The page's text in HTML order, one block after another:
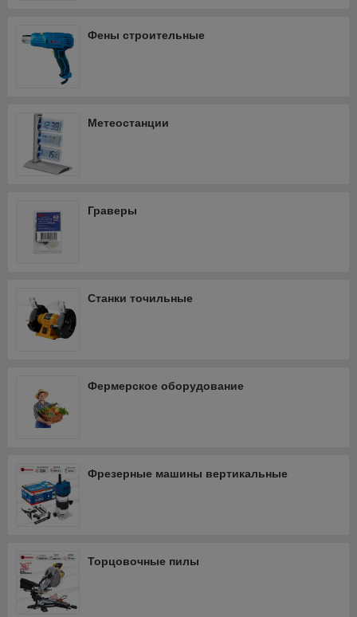
Фены строительные
Метеостанции
Граверы
Станки точильные
Фермерское оборудование
Фрезерные машины вертикальные
Торцовочные пилы